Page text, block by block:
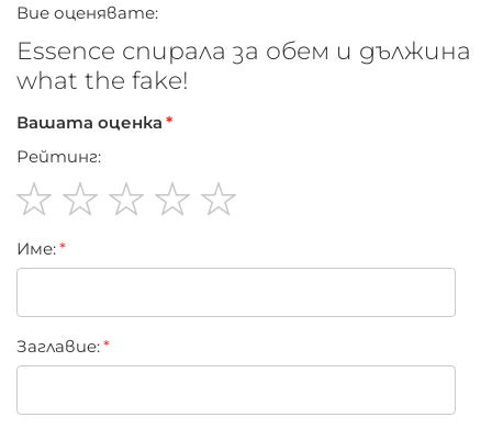
Вие оценявате:
Essence спирала за обем и дължина
what the fake!
Вашата оценка
Рейтинг:
star
stars
stars
stars
stars
Име:
Заглавиe: